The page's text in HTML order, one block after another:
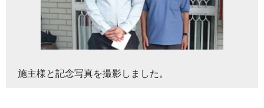
施主様と記念写真を撮影しました。